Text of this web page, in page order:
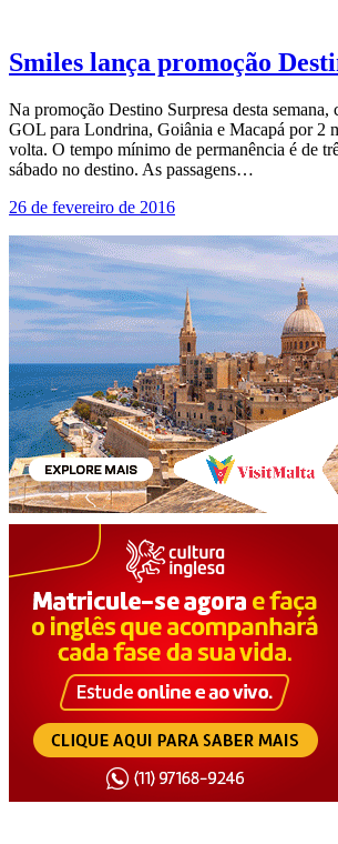
Smiles lança promoção
Na promoção Destino Surpresa desta semana,
GOL para Londrina, Goiânia e Macapá por 2
volta. O tempo mínimo de permanência é de
sábado no destino. As passagens…
26 de fevereiro de 2016